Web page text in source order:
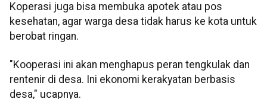
Koperasi juga bisa membuka apotek atau pos
kesehatan, agar warga desa tidak harus ke kota untuk
berobat ringan.
"Kooperasi ini akan menghapus peran tengkulak dan
rentenir di desa. Ini ekonomi kerakyatan berbasis
desa," ucapnya.